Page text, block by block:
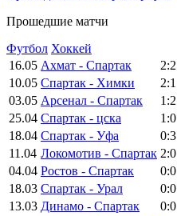
Прошедшие матчи
Футбол Хоккей
16.05 Ахмат - Спартак 2:2
10.05 Спартак - Химки 2:1
03.05 Арсенал - Спартак 1:2
25.04 Спартак - цска 1:0
18.04 Спартак - Уфа 0:3
11.04 Локомотив - Спартак 2:0
04.04 Ростов - Спартак 0:0
18.03 Спартак - Урал 0:0
13.03 Динамо - Спартак 0:0